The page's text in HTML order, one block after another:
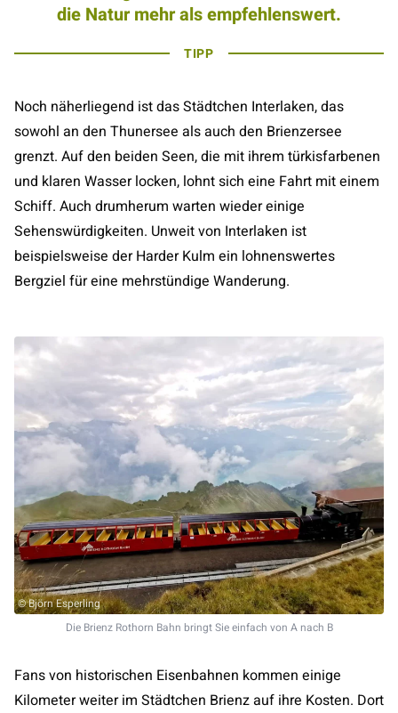
die Natur mehr als empfehlenswert.
TIPP
Noch näherliegend ist das Städtchen Interlaken, das
sowohl an den Thunersee als auch den Brienzersee
grenzt. Auf den beiden Seen, die mit ihrem türkisfarbenen
und klaren Wasser locken, lohnt sich eine Fahrt mit einem
Schiff. Auch drumherum warten wieder einige
Sehenswürdigkeiten. Unweit von Interlaken ist
beispielsweise der Harder Kulm ein lohnenswertes
Bergziel für eine mehrstündige Wanderung.
© Björn Esperling
Die Brienz Rothorn Bahn bringt Sie einfach von A nach B
Fans von historischen Eisenbahnen kommen einige
Kilometer weiter im Städtchen Brienz auf ihre Kosten. Dort